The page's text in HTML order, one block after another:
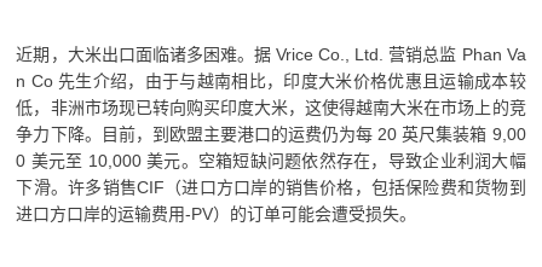
近期，大米出口面临诸多困难。据 Vrice Co., Ltd. 营销总监 Phan Va
n Co 先生介绍，由于与越南相比，印度大米价格优惠且运输成本较
低，非洲市场现已转向购买印度大米，这使得越南大米在市场上的竞
争力下降。
目前，到欧盟主要港口的运费仍为每 20 英尺集装箱 9,00
0 美元至 10,000 美元。 空箱短缺问题依然存在，导致企业利润大幅
下滑。许多销售CIF（进口方口岸的销售价格，包括保险费和货物到
进口方口岸的运输费用-PV）的订单可能会遭受损失。